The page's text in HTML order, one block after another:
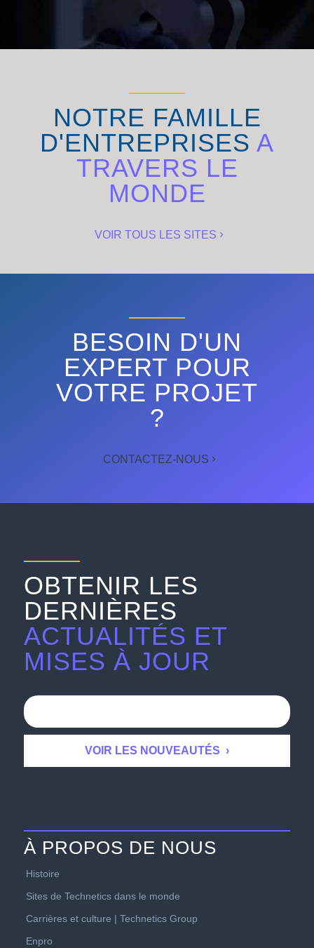
NOTRE FAMILLE
D'ENTREPRISES A
TRAVERS LE
MONDE
VOIR TOUS LES SITES
BESOIN D'UN
EXPERT POUR
VOTRE PROJET
?
CONTACTEZ-NOUS
OBTENIR LES
DERNIÈRES
ACTUALITÉS ET
MISES À JOUR
À PROPOS DE NOUS
Histoire
Sites de Technetics dans le monde
Carrières et culture | Technetics Group
Enpro